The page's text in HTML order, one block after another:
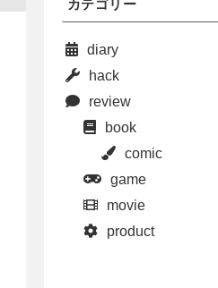
カテゴリー
diary
hack
review
book
comic
game
movie
product